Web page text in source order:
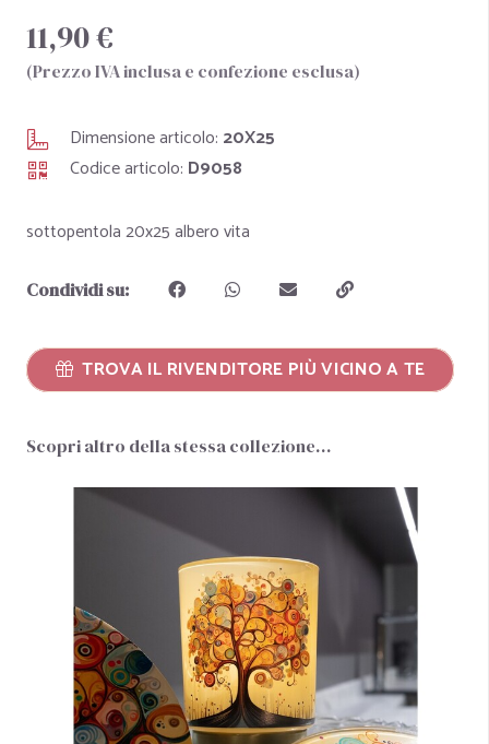
11,90 €
(Prezzo IVA inclusa e confezione esclusa)
Dimensione articolo: 20X25
Codice articolo: D9058
sottopentola 20x25 albero vita
Condividi su:
TROVA IL RIVENDITORE PIÙ VICINO A TE
Scopri altro della stessa collezione…